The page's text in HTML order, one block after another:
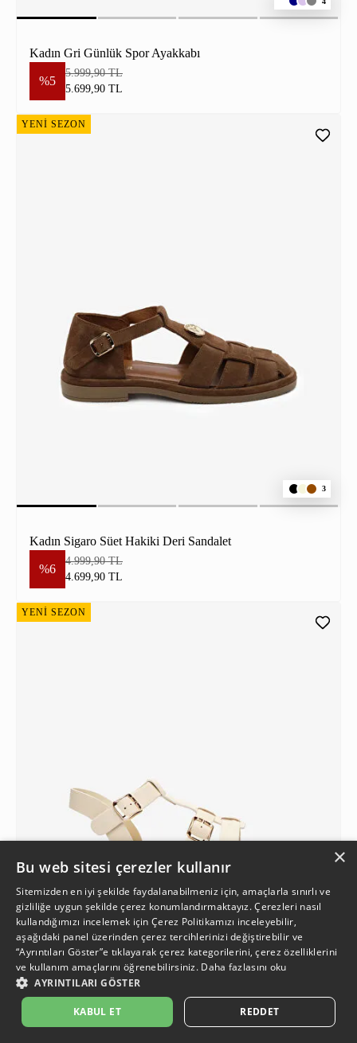
Kadın Gri Günlük Spor Ayakkabı
%5
5.999,90 TL
5.699,90 TL
YENİ SEZON
3
Kadın Sigaro Süet Hakiki Deri Sandalet
%6
4.999,90 TL
4.699,90 TL
YENİ SEZON
Kadın Bej Hakiki Deri Sandalet
×
Bu web sitesi çerezler kullanır
Sitemizden en iyi şekilde faydalanabilmeniz için, amaçlarla sınırlı ve
gizliliğe uygun şekilde çerez konumlandırmaktayız. Çerezleri nasıl
kullandığımızı incelemek içinÇerez Politikamızı inceleyebilir,
aşağıdaki panel üzerinden çerez tercihlerinizi değiştirebilir ve
“Ayrıntıları Göster”e tıklayarak çerez kategorilerini, çerez özelliklerini
ve kullanım amaçlarını öğrenebilirsiniz. Daha fazlasını oku
AYRINTILARI GÖSTER
KABUL ET REDDET